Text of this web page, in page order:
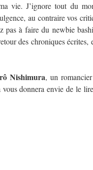
vie. J’ignore tout du
au contraire vos
à faire du newbie
des chroniques écrites,
Nishimura, un
donnera envie de le